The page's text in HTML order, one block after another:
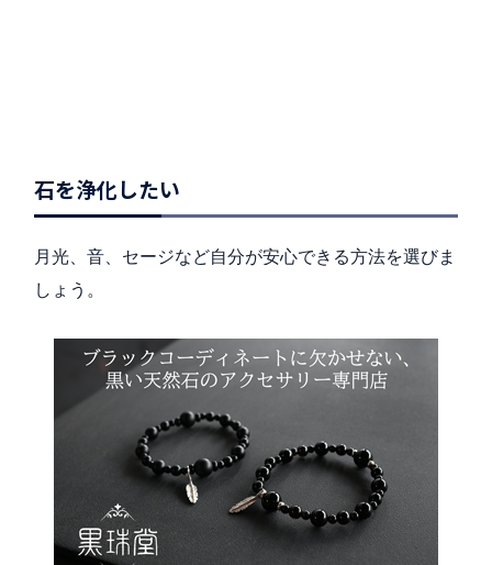
石を浄化したい
月光、音、セージなど自分が安心できる方法を選びま
しょう。